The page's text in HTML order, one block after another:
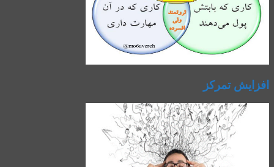
افزایش تمرکز